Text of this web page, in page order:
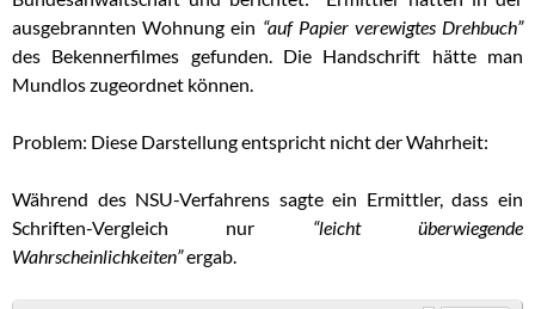
ausgebrannten Wohnung ein “auf Papier verewigtes Drehbuch”
des Bekennerfilmes gefunden. Die Handschrift hätte man
Mundlos zugeordnet können.
Problem: Diese Darstellung entspricht nicht der Wahrheit:
Während des NSU-Verfahrens sagte ein Ermittler, dass ein
Schriften-Vergleich nur “leicht überwiegende
Wahrscheinlichkeiten”ergab.